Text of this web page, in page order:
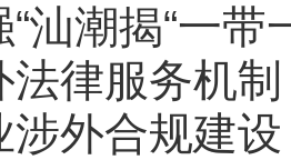
汕潮揭“一
法律服务机
涉外合规建